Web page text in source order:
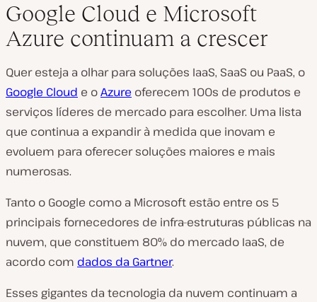
Google Cloud e Microsoft
Azure continuam a crescer
Quer esteja a olhar para soluções IaaS, SaaS ou PaaS, o
Google Cloud e oAzure oferecem 100s de produtos e
serviços líderes de mercado para escolher. Uma lista
que continua a expandir à medida que inovam e
evoluem para oferecer soluções maiores e mais
numerosas.
Tanto o Google como a Microsoft estão entre os 5
principais fornecedores de infra-estruturas públicas na
nuvem, que constituem 80% do mercado IaaS, de
acordo com dados da Gartner.
Esses gigantes da tecnologia da nuvem continuam a